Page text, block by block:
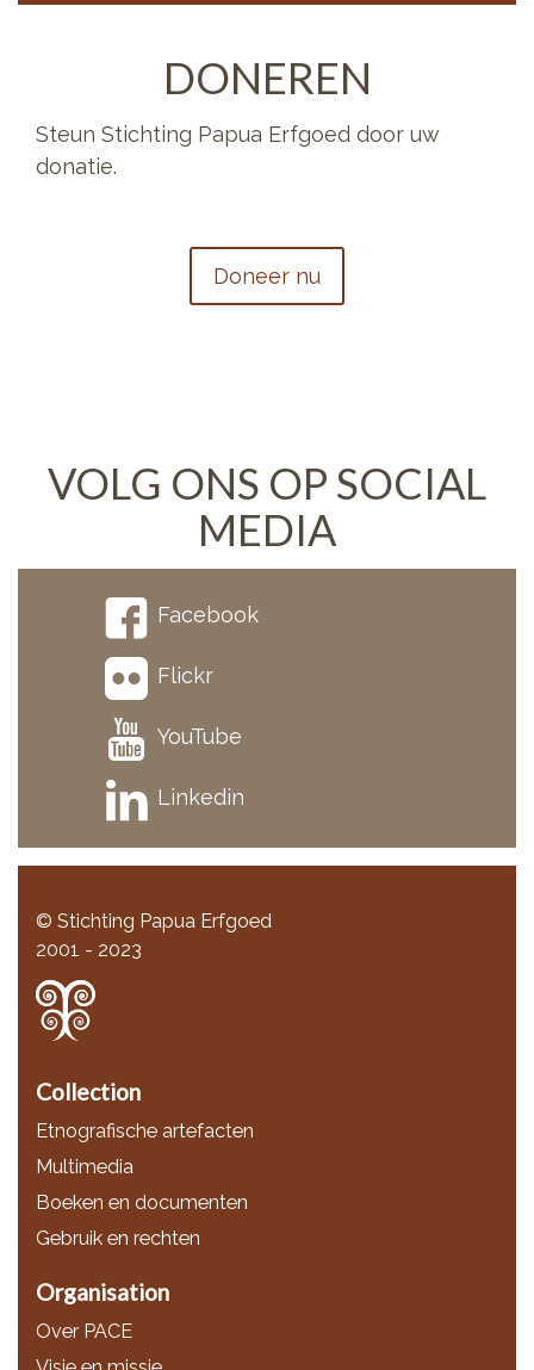
DONEREN
Steun Stichting Papua Erfgoed door uw
donatie.
Doneer nu
VOLG ONS OP SOCIAL
MEDIA
Facebook
Flickr
YouTube
Linkedin
© Stichting Papua Erfgoed
2001 - 2023
Collection
Etnografische artefacten
Multimedia
Boeken en documenten
Gebruik en rechten
Organisation
Over PACE